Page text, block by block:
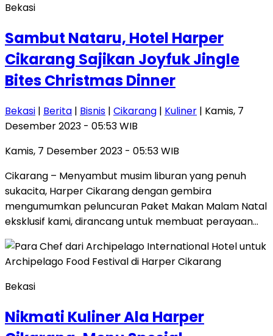
Bekasi
Sambut Nataru, Hotel Harper
Cikarang Sajikan Joyfuk Jingle
Bites Christmas Dinner
Bekasi | Berita | Bisnis | Cikarang | Kuliner | Kamis, 7
Desember 2023 - 05:53 WIB
Kamis, 7 Desember 2023 - 05:53 WIB
Cikarang – Menyambut musim liburan yang penuh
sukacita, Harper Cikarang dengan gembira
mengumumkan peluncuran Paket Makan Malam Natal
eksklusif kami, dirancang untuk membuat perayaan…
Bekasi
Nikmati Kuliner Ala Harper